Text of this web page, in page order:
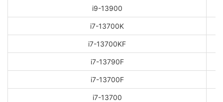
i9-13900
i7-13700K
i7-13700KF
i7-13790F
i7-13700F
i7-13700